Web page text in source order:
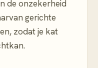
de onzekerheid
gerichte
zodat je kat